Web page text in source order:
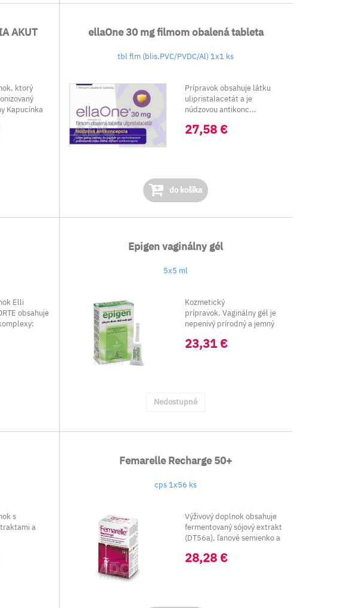
AKUT
ktorý
Kapucínka
ellaOne 30 mg filmom obalená tableta
tbl flm (blis.PVC/PVDC/Al) 1x1 ks
Prípravok obsahuje látku
ulipristalacetát a je
núdzovou antikonc...
27,58 €
do košíka
Elli
obsahuje
Epigen vaginálny gél
5x5 ml
Kozmetický
prípravok. Vaginálny gél je
nepenivý prírodný a jemný
23,31 €
Nedostupné
s
a
Femarelle Recharge 50+
cps 1x56 ks
Výživový doplnok obsahuje
fermentovaný sójový extrakt
(DT56a), ľanové semienko a
28,28 €